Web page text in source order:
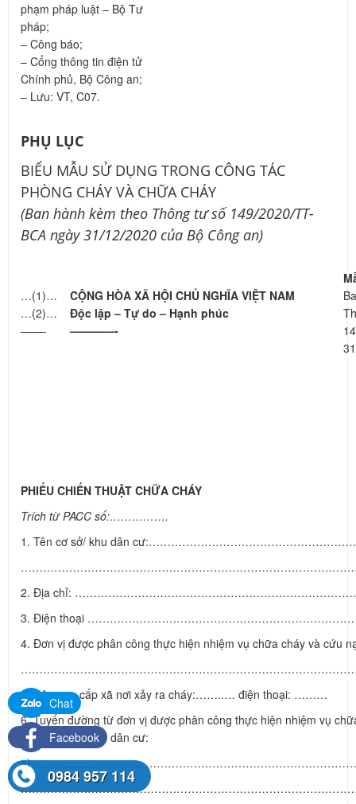
phạm pháp luật – Bộ Tư
pháp;
– Công báo;
– Cổng thông tin điện tử
Chính phủ, Bộ Công an;
– Lưu: VT, C07.
PHỤ LỤC
BIỂU MẪU SỬ DỤNG TRONG CÔNG TÁC
PHÒNG CHÁY VÀ CHỮA CHÁY
(Ban hành kèm theo Thông tư số 149/2020/TT-
BCA ngày 31/12/2020 của Bộ Công an)
…(1)…
…(2)…
——-
CỘNG HÒA XÃ HỘI CHỦ NGHĨA VIỆT NAM
Độc lập – Tự do – Hạnh phúc
————-
PHIẾU CHIẾN THUẬT CHỮA CHÁY
Trích từ PACC số:…………….
1. Tên cơ sở/ khu dân
2. Địa chỉ:
3. Điện thoại
4. Đơn vị được phân công thực hiện nhiệm vụ chữa cháy và cứu
5. Công an cấp xã nơi xảy ra cháy:……..… điện thoại: ………
6. Tuyến đường từ đơn vị được phân công thực hiện nhiệm vụ
hộ đến cơ sở/khu dân cư:
a)
Chat
Facebook
0984 957 114